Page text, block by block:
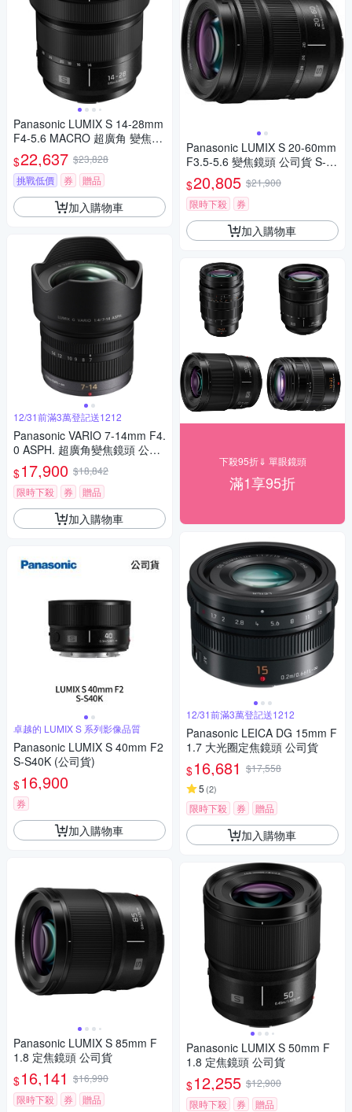
Panasonic LUMIX S 14-28mm
F4-5.6 MACRO 超廣角 變焦鏡
頭 公司貨 S-R1428
$22,637 $23,828
挑戰低價
券 贈品
加入購物車
12/31前滿3萬登記送1212
Panasonic VARIO 7-14mm F4.
0 ASPH. 超廣角變焦鏡頭 公司
貨
$17,900 $18,842
限時下殺
券 贈品
加入購物車
卓越的 LUMIX S 系列影像品質
Panasonic LUMIX S 40mm F2
S-S40K (公司貨)
$16,900
券
加入購物車
Panasonic LUMIX S 85mm F
1.8 定焦鏡頭 公司貨
$16,141 $16,990
限時下殺
券 贈品
Panasonic LUMIX S 20-60mm
F3.5-5.6 變焦鏡頭 公司貨 S-R
2060
$20,805 $21,900
限時下殺
券
加入購物車
下殺95折⇓ 單眼鏡頭
滿1享95折
12/31前滿3萬登記送1212
Panasonic LEICA DG 15mm F
1.7 大光圈定焦鏡頭 公司貨
$16,681 $17,558
5 (2)
限時下殺 券 贈品
加入購物車
Panasonic LUMIX S 50mm F
1.8 定焦鏡頭 公司貨
$12,255 $12,900
限時下殺
券 贈品